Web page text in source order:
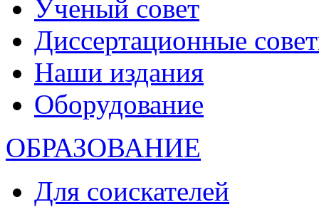
Ученый совет
Диссертационные
Наши издания
Оборудование
ОБРАЗОВАНИЕ
Для соискателей